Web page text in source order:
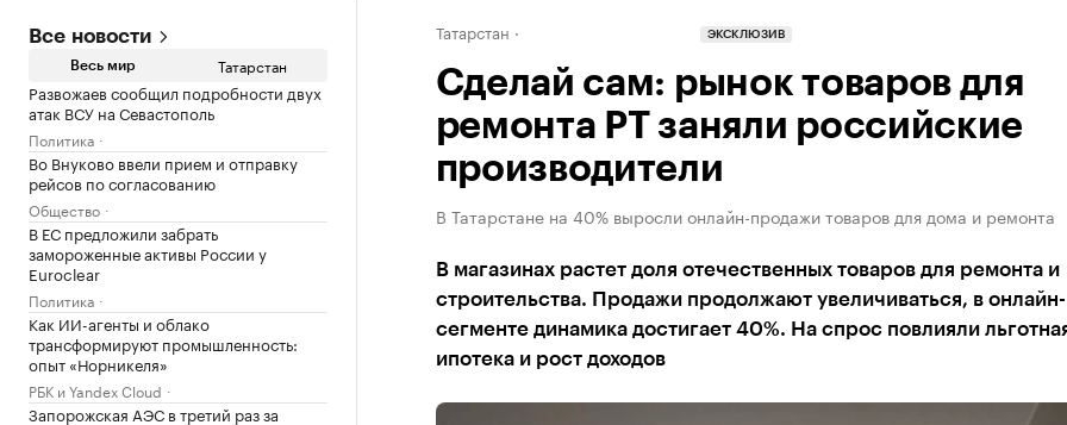
Все новости
Весь мир Татарстан
Развожаев сообщил подробности двух
атак ВСУ на Севастополь
Политика
Во Внуково ввели прием и отправку
рейсов по согласованию
Общество
В ЕС предложили забрать
замороженные активы России у
Euroclear
Политика
Как ИИ-агенты и облако
трансформируют промышленность:
опыт «Норникеля»
РБК и Yandex Cloud
Запорожская АЭС в третий раз за
Татарстан ЭКСКЛЮЗИВ
Сделай сам: рынок товаров для
ремонта РТ заняли российские
производители
В Татарстане на 40% выросли онлайн-продажи товаров для дома и ремонта
В магазинах растет доля отечественных товаров для ремонта и
строительства. Продажи продолжают увеличиваться, в онлайн-
сегменте динамика достигает 40%. На спрос повлияли
ипотека и рост доходов